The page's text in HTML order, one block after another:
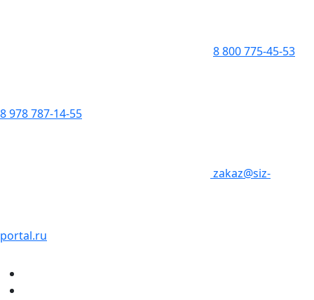
8 800 775-45-53
8 978 787-14-55
zakaz@siz-
portal.ru